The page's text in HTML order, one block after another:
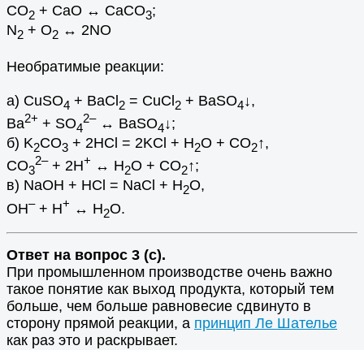
СО2 + СаО ↔ СаСО3;
N2 + O2 ↔ 2NO
Необратимые реакции:
a) CuSO4 + BaCl2 = CuCl2 + BaSO4↓,
Ba2+ + SO4
2–↔ BaSO4↓;
б) K2CO3 + 2HCl = 2KCl + H2O + CO2↑,
СО3
2–+ 2Н+ ↔ H2O + CO2↑;
в) NaOH + HCl = NaCl + H2O,
OH–+ H+ ↔ H2O.
Ответ на вопрос 3 (с).
При промышленном производстве очень важно
такое понятие как выход продукта, который тем
больше, чем больше равновесие сдвинуто в
сторону прямой реакции, а принцип Ле Шателье
как раз это и раскрывает.